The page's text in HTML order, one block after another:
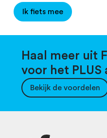
Ik fiets mee
Haal meer uit
voor het PLUS
Bekijk de voordelen